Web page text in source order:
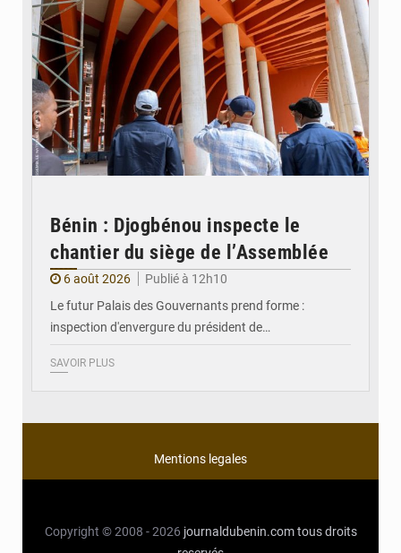
Bénin : Djogbénou inspecte le
chantier du siège de l’Assemblée
6 août 2026
Publié à 12h10
Le futur Palais des Gouvernants prend forme :
inspection d'envergure du président de…
SAVOIR PLUS
Mentions legales
Copyright © 2008 - 2026 journaldubenin.com tous droits